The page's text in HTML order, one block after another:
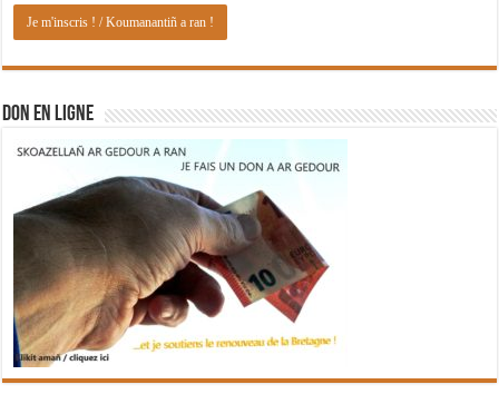
DON EN LIGNE